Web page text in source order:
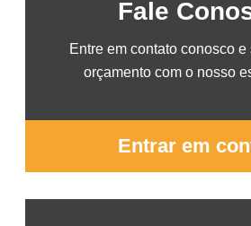
Fale
Entre em contato conosco
orçamento com o nosso
Entrar em